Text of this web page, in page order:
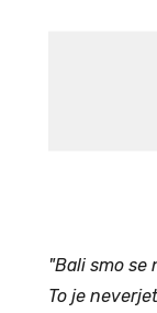
"Bali smo se
To je